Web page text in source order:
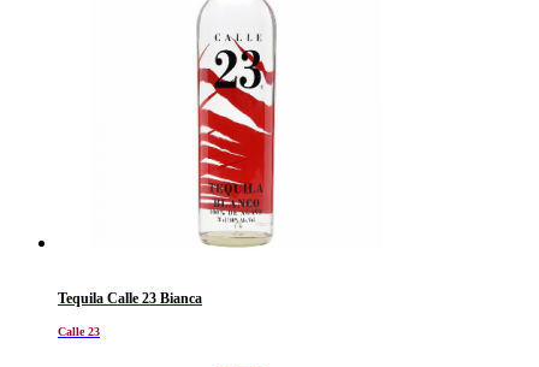
Tequila Calle 23 Bianca
Calle 23